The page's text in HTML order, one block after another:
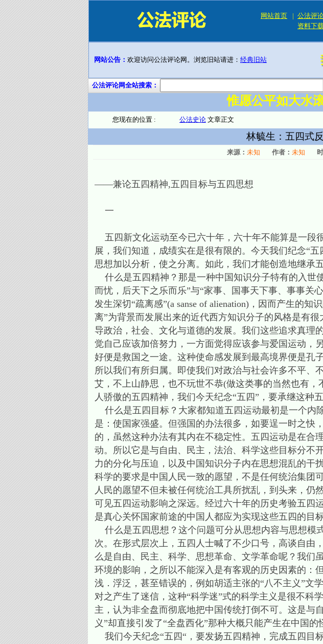
网站首页 | 公法评
资料下
网站公告： 欢迎访问公法评论网。浏览旧站请进： 经典旧站
公法评论网全站搜索：
惟愿公平如大水
您现在的位置 : 公法史论 文章正文
林毓生：五四式
来源： 未知 作者： 未知
——兼论五四精神,五四目标与五四思想
一
五四新文化运动至今已六十年，六十年不能算是一段
展，我们知道，成绩实在是很有限的。今天我们纪念“
思想加以分析，使之分离。如此，我们才能创造地继承
什么是五四精神？那是一种中国知识分子特有的入世
而忧，后天下之乐而乐”与“家事、国事天下事、事事关
发生深切“疏离感”(a sanse of alienation)，因而产生的
离”为背景而发展出来的近代西方知识分子的风格是有
导政治，社会、文化与道德的发展。我们这些追求真理
觉自己应该加倍努力，一方面觉得应该参与爱国运动，
好便是救国之一途。这种使命感发展到最高境界便是孔
所以我们有所归属。即使我们对政治与社会许多不平、
艾，不上山静思，也不玩世不恭(做这类事的当然也有
人骄傲的五四精神，我们今天纪念“五四”，要承继这种
什么是五四目标？大家都知道五四运动最初是一个内
是：使国家强盛。但强国的办法很多，如要逞一时之快
的，虽然这种办法有其内在不稳定性。五四运动是在合
动。所以它是与自由、民主，法治、科学这些目标分不
力的分化与压迫，以及中国知识分子内在思想混乱的干
科学的要求是中国人民一致的愿望，不是任何统治集团
人民的愿望不但未被任何统治工具所扰乱，到头来，仍
可见五四运动影响之深远。经过六十年的历史考验五四
是真心关怀国家前途的中国人都应为实现这些五四的目
什么是五四思想？这个问题可分从思想内容与思想模
次。在形式层次上，五四人士喊了不少口号，高谈自由
么是自由、民主、科学、思想革命、文学革命呢？我们
环境的影响，之所以不能深入是有客观的历史因素的：
浅．浮泛，甚至错误的，例如胡适主张的“八不主义”文
对之产生了迷信，这种“科学迷”式的科学主义是很不科
主，认为非全盘而彻底地把中国传统打倒不可。这是与
义”却直接引发了“全盘西化”那种大概只能产生在中国的
我们今天纪念“五四“，要发扬五四精神，完成五四目